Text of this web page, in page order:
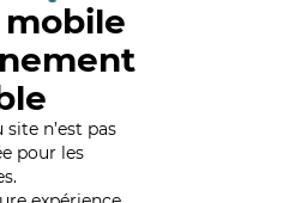
n’est pas
pour les